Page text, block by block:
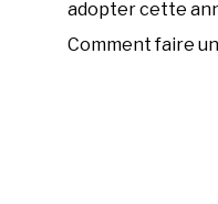
adopter cette
Comment faire